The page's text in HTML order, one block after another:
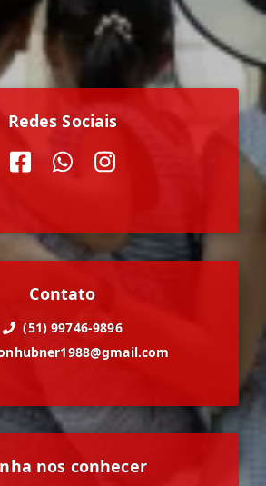
Redes Sociais
Contato
(51) 99746-9896
nos conhecer